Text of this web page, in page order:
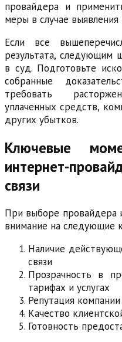
провайдера и
меры в случае выявления
Если все
результата,
в суд. Подготовьте
собранные
требовать
уплаченных средств,
других убытков.
Ключевые
интернет-
связи
При выборе провайдера
внимание на следующие
Наличие
связи
Прозрачность в
тарифах и услугах
Репутация
Качество
Готовность